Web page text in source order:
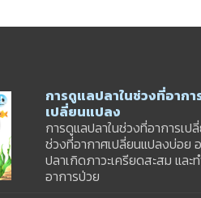
การดูแลปลาในช่วงที่อากา
เปลี่ยนแปลง
การดูแลปลาในช่วงที่อาการเป
ช่วงที่อากาศเปลี่ยนแปลงบ่อย
ปลาเกิดภาวะเครียดสะสม และ
อาการป่วย